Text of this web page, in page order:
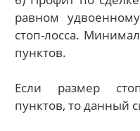
равном
стоп-лосса.
пунктов.
Если размер
пунктов, то данный